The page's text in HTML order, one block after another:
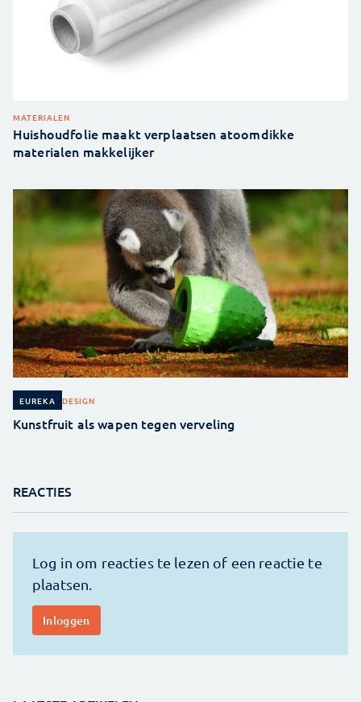
MATERIALEN
Huishoudfolie maakt verplaatsen atoomdikke
materialen makkelijker
EUREKA DESIGN
Kunstfruit als wapen tegen verveling
REACTIES